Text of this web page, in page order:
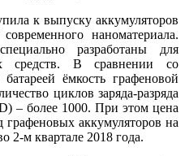
к выпуску аккумуляторов
наноматериала.
разработаны для
средств. В сравнении со
ёмкость графеновой
циклов заряда-разряда
– более 1000. При этом цeна
аккумуляторов на
2-м квартале 2018 года.